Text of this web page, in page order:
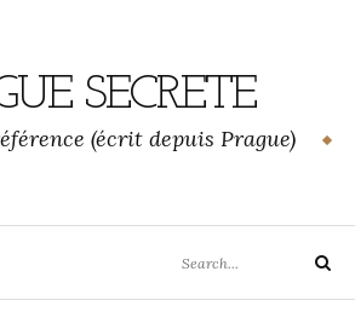
SECRETE
(écrit depuis Prague)
for:
Search